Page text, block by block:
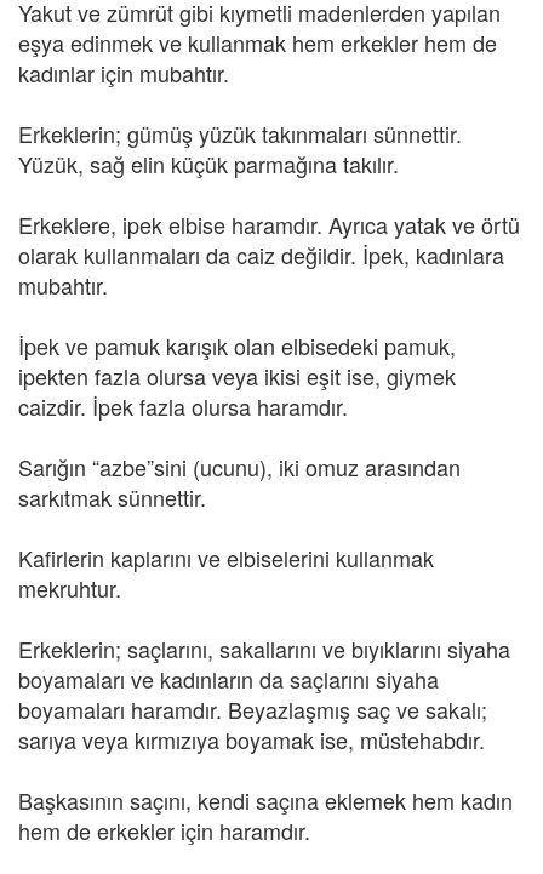
Yakut ve zümrüt gibi kıymetli madenlerden yapılan
eşya edinmek ve kullanmak hem erkekler hem de
kadınlar için mubahtır.
Erkeklerin; gümüş yüzük takınmaları sünnettir.
Yüzük, sağ elin küçük parmağına takılır.
Erkeklere, ipek elbise haramdır. Ayrıca yatak ve örtü
olarak kullanmaları da caiz değildir. İpek, kadınlara
mubahtır.
İpek ve pamuk karışık olan elbisedeki pamuk,
ipekten fazla olursa veya ikisi eşit ise, giymek
caizdir. İpek fazla olursa haramdır.
Sarığın “azbe”sini (ucunu), iki omuz arasından
sarkıtmak sünnettir.
Kafirlerin kaplarını ve elbiselerini kullanmak
mekruhtur.
Erkeklerin; saçlarını, sakallarını ve bıyıklarını siyaha
boyamaları ve kadınların da saçlarını siyaha
boyamaları haramdır. Beyazlaşmış saç ve sakalı;
sarıya veya kırmızıya boyamak ise, müstehabdır.
Başkasının saçını, kendi saçına eklemek hem kadın
hem de erkekler için haramdır.